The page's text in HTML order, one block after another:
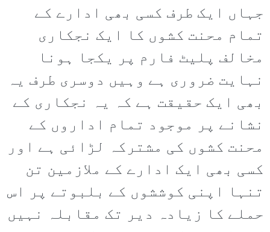
جہاں ایک طرف کسی بھی ادارے کے
تمام محنت کشوں کا ایک نجکاری
مخالف پلیٹ فارم پر یکجا ہونا
نہایت ضروری ہے وہیں دوسری طرف یہ
بھی ایک حقیقت ہے کہ یہ نجکاری کے
نشانے پر موجود تمام اداروں کے
محنت کشوں کی مشترکہ لڑائی ہے اور
کسی بھی ایک ادارے کے ملازمین تن
تنہا اپنی کوششوں کے بلبوتے پر اس
حملے کا زیادہ دیر تک مقابلہ نہیں